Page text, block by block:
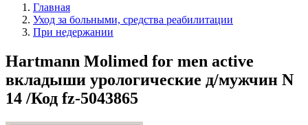
Главная
Уход за больными, средства реабилитации
При недержании
Hartmann Molimed for men active
вкладыши урологические д/мужчин N
14 /Код fz-5043865